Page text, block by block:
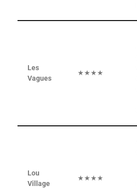
Les
Vagues
★★★★
Lou
Village
★★★★